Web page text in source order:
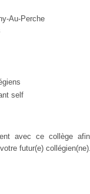
Au-Perche
self
avec ce collège
futur(e) collégien(ne).